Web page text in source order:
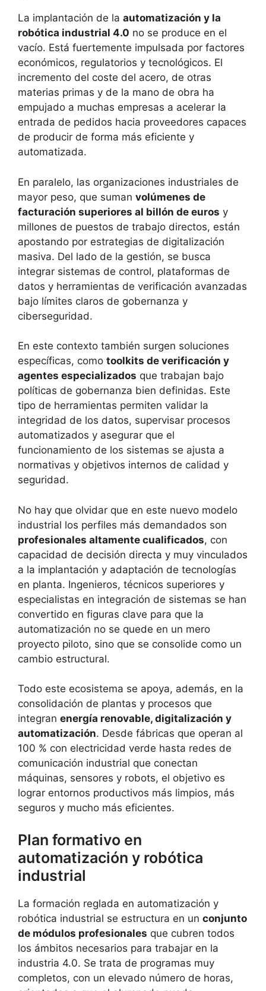
La implantación de la automatización y la
robótica industrial 4.0 no se produce en el
vacío. Está fuertemente impulsada por factores
económicos, regulatorios y tecnológicos. El
incremento del coste del acero, de otras
materias primas y de la mano de obra ha
empujado a muchas empresas a acelerar la
entrada de pedidos hacia proveedores capaces
de producir de forma más eficiente y
automatizada.
En paralelo, las organizaciones industriales de
mayor peso, que suman volúmenes de
facturación superiores al billón de euros y
millones de puestos de trabajo directos, están
apostando por estrategias de digitalización
masiva. Del lado de la gestión, se busca
integrar sistemas de control, plataformas de
datos y herramientas de verificación avanzadas
bajo límites claros de gobernanza y
ciberseguridad.
En este contexto también surgen soluciones
específicas, como toolkits de verificación y
agentes especializados que trabajan bajo
políticas de gobernanza bien definidas. Este
tipo de herramientas permiten validar la
integridad de los datos, supervisar procesos
automatizados y asegurar que el
funcionamiento de los sistemas se ajusta a
normativas y objetivos internos de calidad y
seguridad.
No hay que olvidar que en este nuevo modelo
industrial los perfiles más demandados son
profesionales altamente cualificados, con
capacidad de decisión directa y muy vinculados
a la implantación y adaptación de tecnologías
en planta. Ingenieros, técnicos superiores y
especialistas en integración de sistemas se han
convertido en figuras clave para que la
automatización no se quede en un mero
proyecto piloto, sino que se consolide como un
cambio estructural.
Todo este ecosistema se apoya, además, en la
consolidación de plantas y procesos que
integran energía renovable, digitalización y
automatización. Desde fábricas que operan al
100 % con electricidad verde hasta redes de
comunicación industrial que conectan
máquinas, sensores y robots, el objetivo es
lograr entornos productivos más limpios, más
seguros y mucho más eficientes.
Plan formativo en
automatización y robótica
industrial
La formación reglada en automatización y
robótica industrial se estructura en un conjunto
de módulos profesionales que cubren todos
los ámbitos necesarios para trabajar en la
industria 4.0. Se trata de programas muy
completos, con un elevado número de horas,